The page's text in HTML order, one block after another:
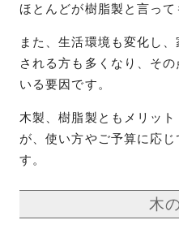
ほとんどが樹脂製と言って
また、生活環境も変化し
される方も多くなり、そ
いる要因です。
木製、樹脂製ともメリッ
が、使い方やご予算に応
す。
木